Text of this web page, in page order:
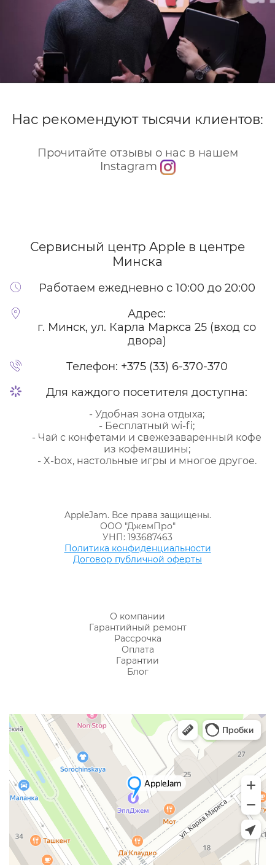
Нас рекомендуют тысячи клиентов:
Прочитайте отзывы о нас в нашем
Instagram
Сервисный центр Apple в центре
Минска
Работаем ежедневно с 10:00 до 20:00
Адрес:
г. Минск, ул. Карла Маркса 25 (вход со
двора)
Телефон: +375 (33) 6-370-370
Для каждого посетителя доступна:
- Удобная зона отдыха;
- Бесплатный wi-fi;
- Чай с конфетами и свежезаваренный кофе
из кофемашины;
- X-box, настольные игры и многое другое.
AppleJam. Все права защищены.
ООО "ДжемПро"
УНП: 193687463
Политика конфиденциальности
Договор публичной оферты
О компании
Гарантийный ремонт
Рассрочка
Оплата
Гарантии
Блог